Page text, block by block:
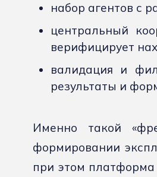
набор агентов с
центральный
верифицирует
валидация и
результаты и
Именно такой
формировании
при этом платформа